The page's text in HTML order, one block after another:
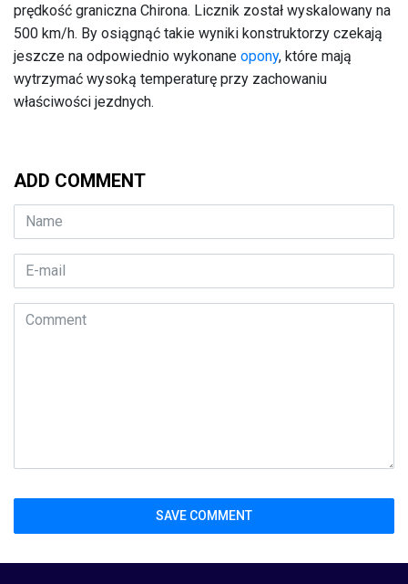
prędkość graniczna Chirona. Licznik został wyskalowany na
500 km/h. By osiągnąć takie wyniki konstruktorzy czekają
jeszcze na odpowiednio wykonane opony, które mają
wytrzymać wysoką temperaturę przy zachowaniu
właściwości jezdnych.
ADD COMMENT